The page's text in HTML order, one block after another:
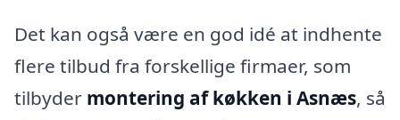
Det kan også være en god idé at indhente
flere tilbud fra forskellige firmaer, som
tilbyder montering af køkken i Asnæs, så